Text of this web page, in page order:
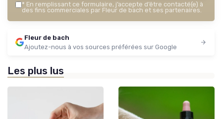
* En remplissant ce formulaire, j’accepte d’être contacté(e) à
des fins commerciales par Fleur de bach et ses partenaires.
Fleur de bach
Ajoutez-nous à vos sources préférées sur Google
Les plus lus